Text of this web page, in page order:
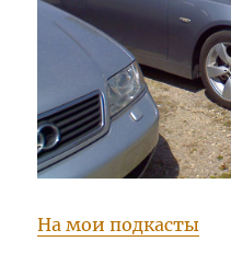
На мои подкасты